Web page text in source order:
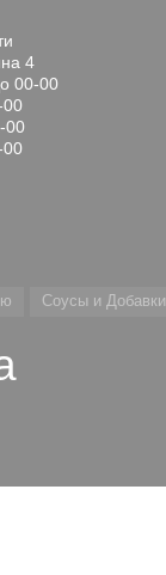
4
00-00
00
00
00
Соусы и Добавки